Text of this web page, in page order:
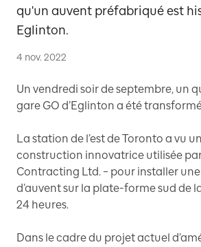
qu'un auvent préfabriqué est
Eglinton.
4 nov. 2022
Un vendredi soir de septembre, un
gare GO d’Eglinton a été
La station de l’est de Toronto a vu
construction innovatrice utilisée
Contracting Ltd. – pour installer
d’auvent sur la plate-forme sud de
24 heures.
Dans le cadre du projet actuel